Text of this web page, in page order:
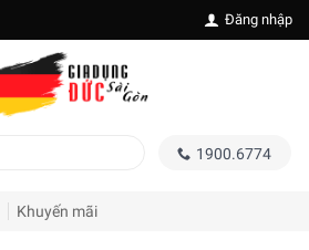
Đăng nhập
1900.6774
Khuyến mãi